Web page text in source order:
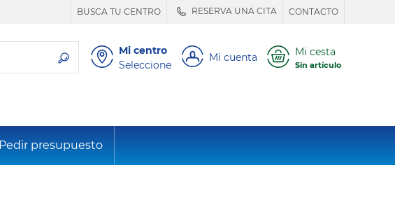
BUSCA TU CENTRO RESERVA UNA CITA CONTACTO
Mi centro
Seleccione
Mi cuenta Mi cesta
Sin artículo
Pedir presupuesto